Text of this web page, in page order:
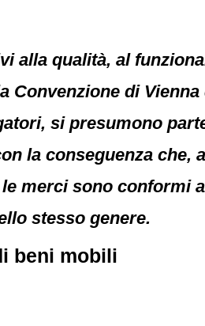
alla qualità, al
di Vienna
si presumono
la conseguenza che,
merci sono conformi
stesso genere.
beni mobili